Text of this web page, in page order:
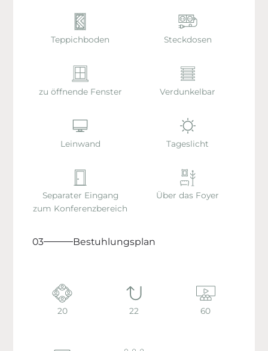
Teppichboden Steckdosen
zu öffnende Fenster Verdunkelbar
Leinwand Tageslicht
Separater Eingang
zum Konferenzbereich
Über das Foyer
03 Bestuhlungsplan
20 22 60